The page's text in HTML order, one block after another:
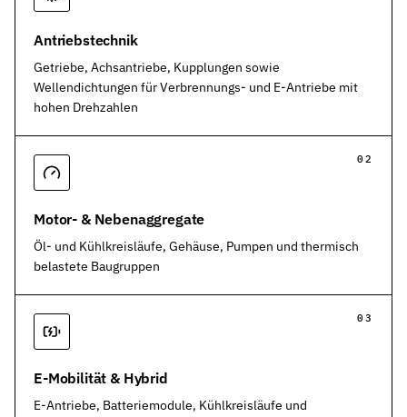
Stützringe
Dämpfungsringe
Kontrollierte Endlagendämpfung im Pneumatikzylinder
Zuverlässige Abdichtung für plane Flächen, Flansche und
Präzise geformte Elastomerbauteile für Dämpfung, Verbindung
Dichtsätze
Sonderdichtungen
Individuell entwickelte Dichtungslösungen
Hydraulikdichtungen
Antriebstechnik
Getriebe, Achsantriebe, Kupplungen sowie
Wellendichtungen für Verbrennungs- und E-Antriebe mit
hohen Drehzahlen
02
Motor- & Nebenaggregate
Öl- und Kühlkreisläufe, Gehäuse, Pumpen und thermisch
belastete Baugruppen
03
E-Mobilität & Hybrid
E-Antriebe, Batteriemodule, Kühlkreisläufe und